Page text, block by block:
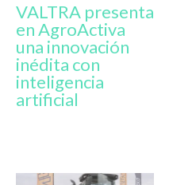
VALTRA presenta
en AgroActiva
una innovación
inédita con
inteligencia
artificial